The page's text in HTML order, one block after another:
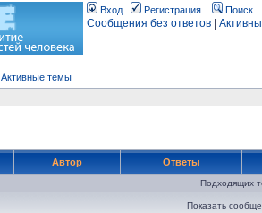
Вход Регистрация Поиск
Сообщения без ответов
Активные темы
Автор Ответы
Подходящих
Показать